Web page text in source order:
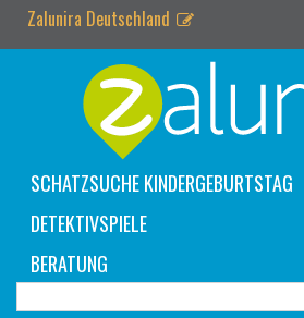
Zalunira Deutschland
SCHATZSUCHE KINDERGEBURTSTAG
DETEKTIVSPIELE
BERATUNG